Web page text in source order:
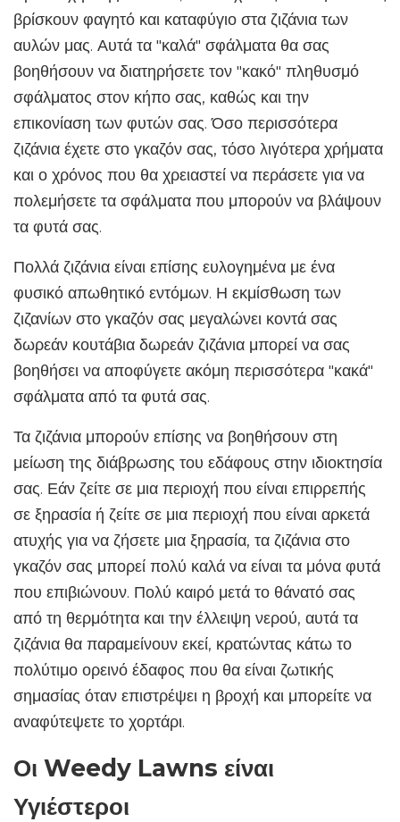
βρίσκουν φαγητό και καταφύγιο στα ζιζάνια των
αυλών μας. Αυτά τα "καλά" σφάλματα θα σας
βοηθήσουν να διατηρήσετε τον "κακό" πληθυσμό
σφάλματος στον κήπο σας, καθώς και την
επικονίαση των φυτών σας. Όσο περισσότερα
ζιζάνια έχετε στο γκαζόν σας, τόσο λιγότερα χρήματα
και ο χρόνος που θα χρειαστεί να περάσετε για να
πολεμήσετε τα σφάλματα που μπορούν να βλάψουν
τα φυτά σας.
Πολλά ζιζάνια είναι επίσης ευλογημένα με ένα
φυσικό απωθητικό εντόμων. Η εκμίσθωση των
ζιζανίων στο γκαζόν σας μεγαλώνει κοντά σας
δωρεάν κουτάβια δωρεάν ζιζάνια μπορεί να σας
βοηθήσει να αποφύγετε ακόμη περισσότερα "κακά"
σφάλματα από τα φυτά σας.
Τα ζιζάνια μπορούν επίσης να βοηθήσουν στη
μείωση της διάβρωσης του εδάφους στην ιδιοκτησία
σας. Εάν ζείτε σε μια περιοχή που είναι επιρρεπής
σε ξηρασία ή ζείτε σε μια περιοχή που είναι αρκετά
ατυχής για να ζήσετε μια ξηρασία, τα ζιζάνια στο
γκαζόν σας μπορεί πολύ καλά να είναι τα μόνα φυτά
που επιβιώνουν. Πολύ καιρό μετά το θάνατό σας
από τη θερμότητα και την έλλειψη νερού, αυτά τα
ζιζάνια θα παραμείνουν εκεί, κρατώντας κάτω το
πολύτιμο ορεινό έδαφος που θα είναι ζωτικής
σημασίας όταν επιστρέψει η βροχή και μπορείτε να
αναφύτεψετε το χορτάρι.
Οι Weedy Lawns είναι
Υγιέστεροι